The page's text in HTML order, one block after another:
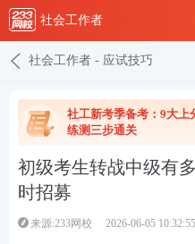
社会工作者
社会工作者 - 应试技巧
社工新考季备考：9大上
练测三步通关
初级考生转战中级有
时招募
来源:233网校 2026-06-05 10:32:55